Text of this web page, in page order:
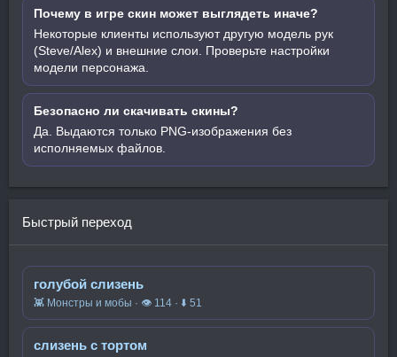
Почему в игре скин может выглядеть иначе?
Некоторые клиенты используют другую модель рук
(Steve/Alex) и внешние слои. Проверьте настройки
модели персонажа.
Безопасно ли скачивать скины?
Да. Выдаются только PNG-изображения без
исполняемых файлов.
Быстрый переход
голубой слизень
👾 Монстры и мобы · 👁 114 · ⬇ 51
слизень с тортом